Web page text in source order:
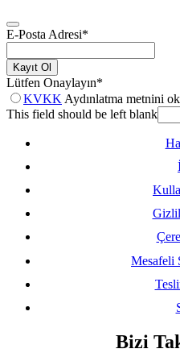
E-Posta Adresi*
Kayıt Ol
Lütfen Onaylayın*
KVKK Aydınlatma metnini
This field should be left blank
Mesafeli
Bizi